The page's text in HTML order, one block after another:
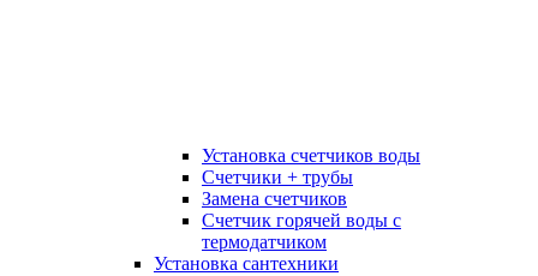
Установка счетчиков воды
Счетчики + трубы
Замена счетчиков
Счетчик горячей воды с
термодатчиком
Установка сантехники